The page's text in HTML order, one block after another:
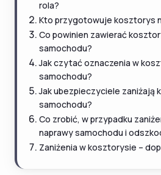
rola?
Kto przygotowuje kosztorys
Co powinien zawierać
samochodu?
Jak czytać oznaczenia w
samochodu?
Jak ubezpieczyciele zaniżają
samochodu?
Co zrobić, w przypadku
naprawy samochodu i
Zaniżenia w kosztorysie –